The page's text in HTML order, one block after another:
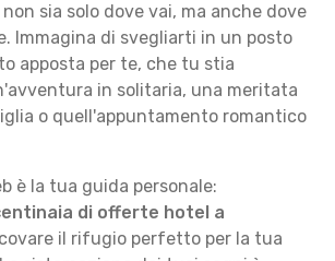
sia solo dove vai, ma anche dove
Immagina di svegliarti in un posto
apposta per te, che tu stia
in solitaria, una meritata
o quell'appuntamento romantico
è la tua guida personale:
di offerte hotel a
il rifugio perfetto per la tua